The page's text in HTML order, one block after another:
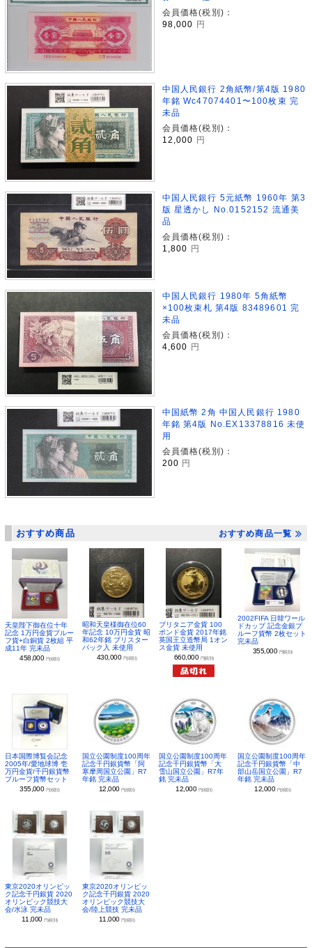
会員価格(税別)：
98,000 円
中国人民銀行 2角紙幣/第4版 1980
年銘 Wc47074401〜100枚束 完
未品
会員価格(税別)：
12,000
円
中国人民銀行 5元紙幣 1960年 第3
版 星透かし No.0152152 流通美
品
会員価格(税別)：
1,800 円
中国人民銀行 1980年 5角紙幣
×100枚束札 第4版 83489601 完
未品
会員価格(税別)：
4,600 円
中国紙幣 2角 中国人民銀行 1980
年銘 第4版 No.EX13378816 未使
用
会員価格(税別)：
200 円
おすすめ商品 おすすめ商品一覧
天皇陛下御在位十年
記念 1万円金貨プルー
フ貨+白銅貨 2枚組 平
成11年 完未品
458,000 円(税別)
昭和天皇様御在位60
年記念 10万円金貨 昭
和62年銘 ブリスター
パック入 未使用
430,000 円(税別)
ブリタニア金貨 100
ポンド金貨 2017年銘
英国王立造幣局 1オン
ス金貨 未使用
660,000 円(税別)
2002FIFA 日韓ワール
ドカップ 記念金銀プ
ルーフ貨幣 2枚セット
完未品
355,000 円(税別)
日本国際博覧会記念
2005年/愛地球博 壱
万円金貨/千円銀貨幣
プルーフ貨幣セット
355,000 円(税別)
国立公園制度100周年
記念千円銀貨幣「阿
寒摩周国立公園」R7
年銘 完未品
12,000 円(税別)
国立公園制度100周年
記念千円銀貨幣「大
雪山国立公園」R7年
銘 完未品
12,000 円(税別)
国立公園制度100周年
記念千円銀貨幣「中
部山岳国立公園」R7
年銘 完未品
12,000 円(税別)
東京2020オリンピッ
ク記念千円銀貨 2020
オリンピック競技大
会/水泳 完未品
11,000円(税別)
東京2020オリンピッ
ク記念千円銀貨 2020
オリンピック競技大
会/陸上競技 完未品
11,000 円(税別)